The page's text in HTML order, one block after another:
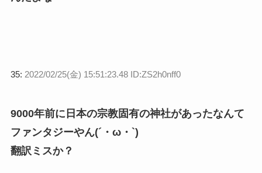
35: 2022/02/25(金) 15:51:23.48 ID:ZS2h0nff0
9000年前に日本の宗教固有の神社があったなんて
ファンタジーやん(´・ω・`)
翻訳ミスか？